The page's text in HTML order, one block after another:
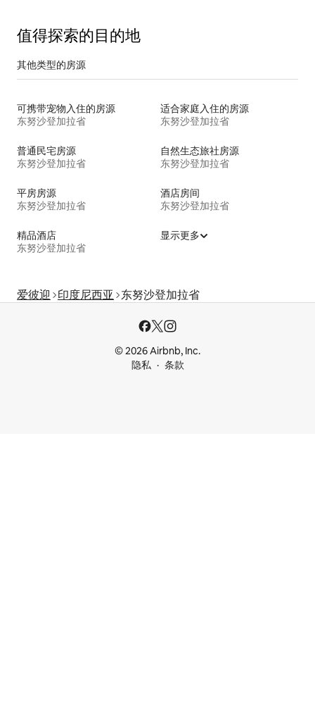
值得探索的目的地
其他类型的房源
可携带宠物入住的房源
东努沙登加拉省
适合家庭入住的房源
东努沙登加拉省
普通民宅房源
东努沙登加拉省
自然生态旅社房源
东努沙登加拉省
平房房源
东努沙登加拉省
酒店房间
东努沙登加拉省
精品酒店
东努沙登加拉省
显示更多
爱彼迎 印度尼西亚 东努沙登加拉省
© 2026 Airbnb, Inc.
隐私
条款